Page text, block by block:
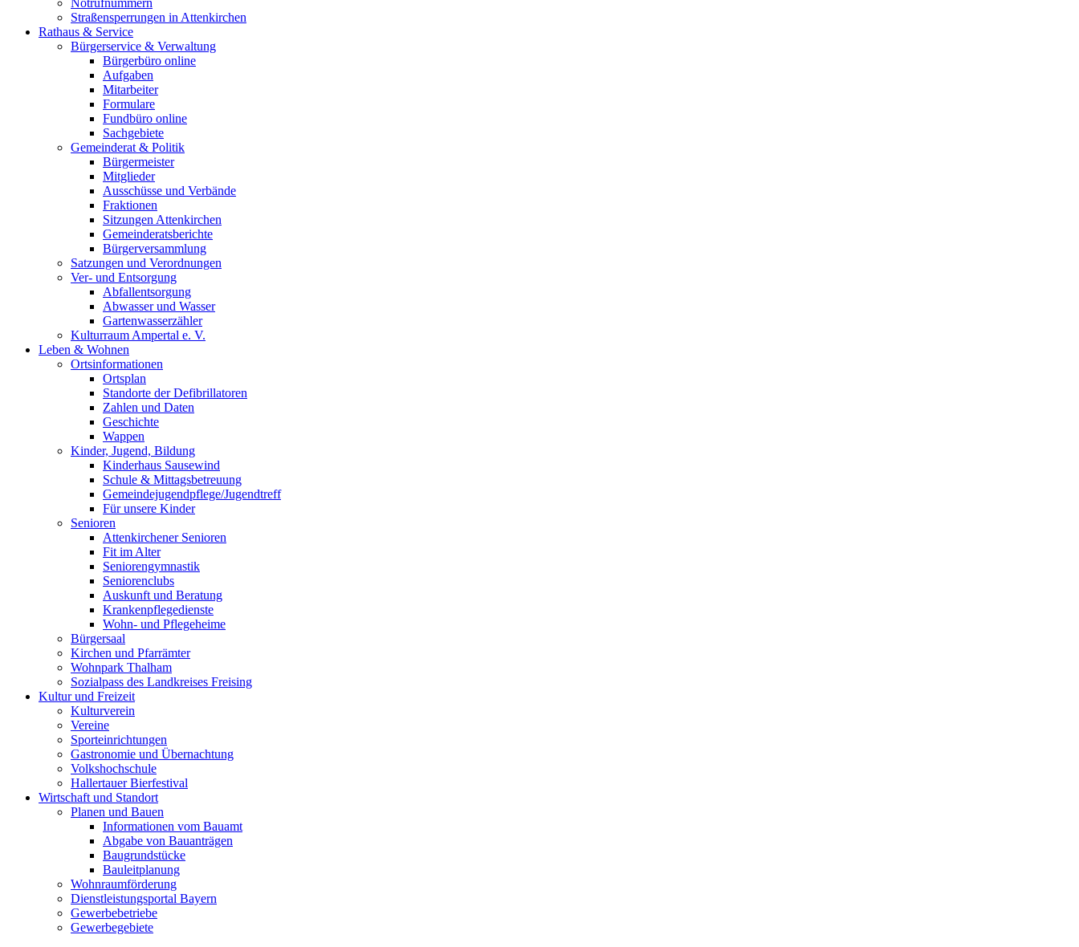
Notrufnummern
Straßensperrungen in Attenkirchen
Rathaus & Service
Bürgerservice & Verwaltung
Bürgerbüro online
Aufgaben
Mitarbeiter
Formulare
Fundbüro online
Sachgebiete
Gemeinderat & Politik
Bürgermeister
Mitglieder
Ausschüsse und Verbände
Fraktionen
Sitzungen Attenkirchen
Gemeinderatsberichte
Bürgerversammlung
Satzungen und Verordnungen
Ver- und Entsorgung
Abfallentsorgung
Abwasser und Wasser
Gartenwasserzähler
Kulturraum Ampertal e. V.
Leben & Wohnen
Ortsinformationen
Ortsplan
Standorte der Defibrillatoren
Zahlen und Daten
Geschichte
Wappen
Kinder, Jugend, Bildung
Kinderhaus Sausewind
Schule & Mittagsbetreuung
Gemeindejugendpflege/Jugendtreff
Für unsere Kinder
Senioren
Attenkirchener Senioren
Fit im Alter
Seniorengymnastik
Seniorenclubs
Auskunft und Beratung
Krankenpflegedienste
Wohn- und Pflegeheime
Bürgersaal
Kirchen und Pfarrämter
Wohnpark Thalham
Sozialpass des Landkreises Freising
Kultur und Freizeit
Kulturverein
Vereine
Sporteinrichtungen
Gastronomie und Übernachtung
Volkshochschule
Hallertauer Bierfestival
Wirtschaft und Standort
Planen und Bauen
Informationen vom Bauamt
Abgabe von Bauanträgen
Baugrundstücke
Bauleitplanung
Wohnraumförderung
Dienstleistungsportal Bayern
Gewerbebetriebe
Gewerbegebiete